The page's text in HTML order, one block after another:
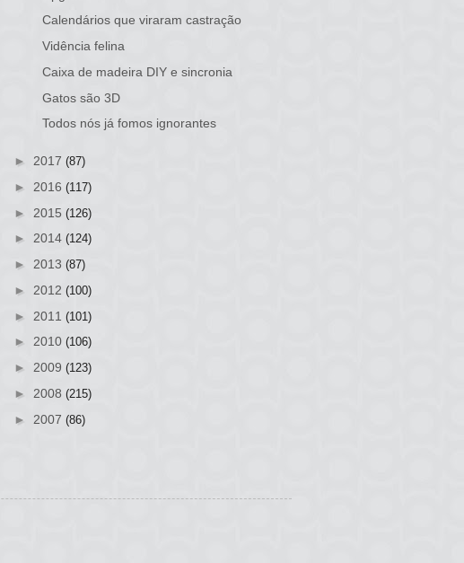
Calendários que viraram castração
Vidência felina
Caixa de madeira DIY e sincronia
Gatos são 3D
Todos nós já fomos ignorantes
► 2017 (87)
► 2016 (117)
► 2015 (126)
► 2014 (124)
► 2013 (87)
► 2012 (100)
► 2011 (101)
► 2010 (106)
► 2009 (123)
► 2008 (215)
► 2007 (86)